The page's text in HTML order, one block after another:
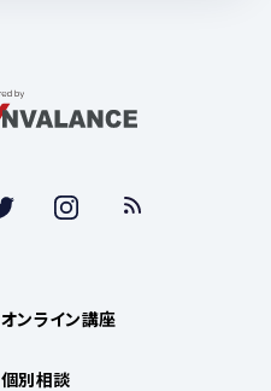
オンライン講座
個別相談